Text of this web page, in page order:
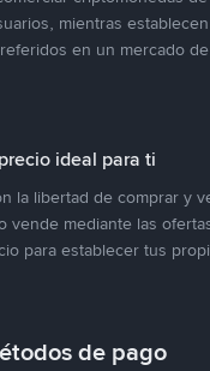
mientras
en un mercado
ideal para ti
la libertad de comprar y
vende mediante las
para establecer tus
de pago